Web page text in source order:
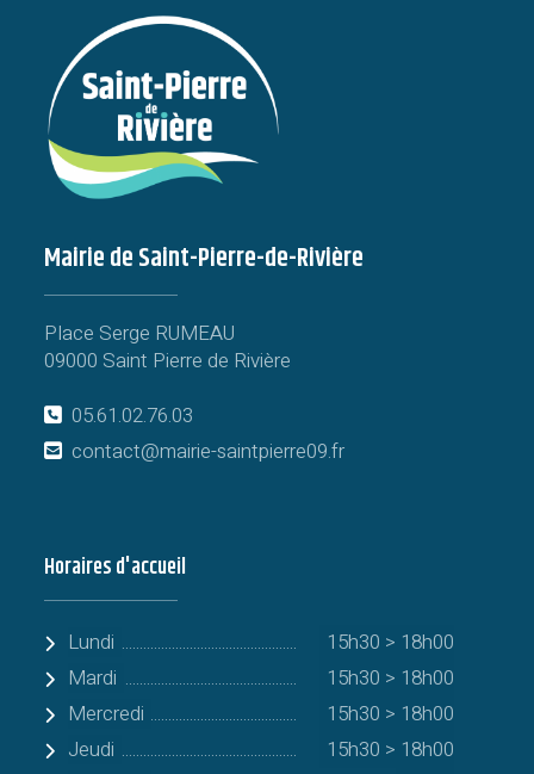
Mairie de Saint-Pierre-de-Rivière
Place Serge RUMEAU
09000 Saint Pierre de Rivière
05.61.02.76.03
contact@mairie-saintpierre09.fr
Horaires d'accueil
Lundi
15h30 > 18h00
Mardi
15h30 > 18h00
Mercredi
15h30 > 18h00
Jeudi
15h30 > 18h00